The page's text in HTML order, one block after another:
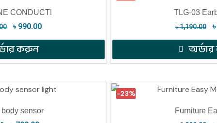
CONDUCTI
৳ 990.00
করুন
TLG-03
৳1,190.00
sensor
-23%
Furniture